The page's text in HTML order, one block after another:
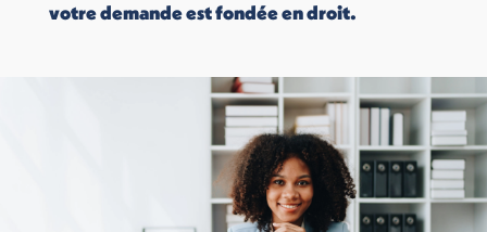
votre demande est fondée en droit.